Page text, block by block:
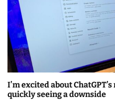
I’m excited about
quickly seeing a downside